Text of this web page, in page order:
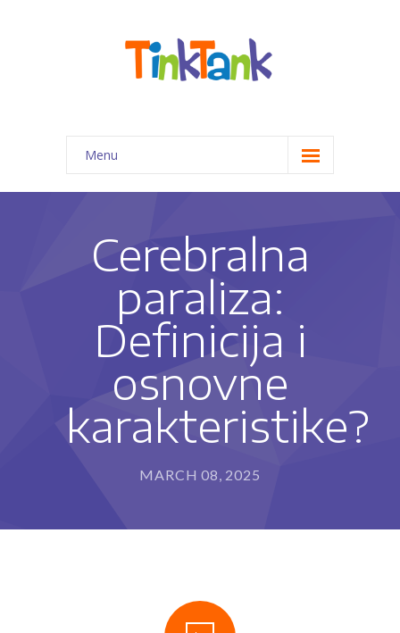
Menu
Početna
-- Priprema predškolaca za 1. razred
-- Kreativno-edukativne radionice
-- Pomoć pri izradi domaćih zadataka
-- Programi edukativne terapije
---- Program za razvoj sposobnosti pisanja i
rukopisa (IET-P®)
---- Program usvajanja čitanja (IET-Č®)
(IET-M®)
-- Stimulacija razvoja deteta
Cerebralna
paraliza:
Definicija i
osnovne
karakteristike?
MARCH 08, 2025